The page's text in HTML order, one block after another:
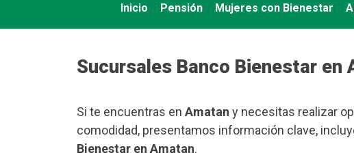
Inicio Pensión Mujeres con Bienestar
Sucursales Banco Bienestar en
Si te encuentras en Amatan y necesitas realizar
comodidad, presentamos información clave,
Bienestar en Amatan.